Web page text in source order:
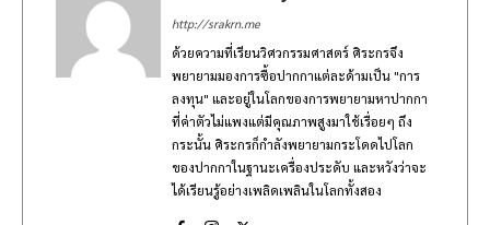
http://srakrn.me
ด้วยความที่เรียนวิศวกรรมศาสตร์ ศิระกรจึง
พยายามมองการซื้อปากกาแต่ละด้ามเป็น "การ
ลงทุน" และอยู่ในโลกของการพยายามหาปากกา
ที่ค่าตัวไม่แพงแต่มีคุณภาพสูงมาใช้เรื่อยๆ ถึง
กระนั้น ศิระกรก็กำลังพยายามกระโดดไปโลก
ของปากกาในฐานะเครื่องประดับ และหวังว่าจะ
ได้เรียนรู้อย่างเพลิดเพลินในโลกทั้งสอง